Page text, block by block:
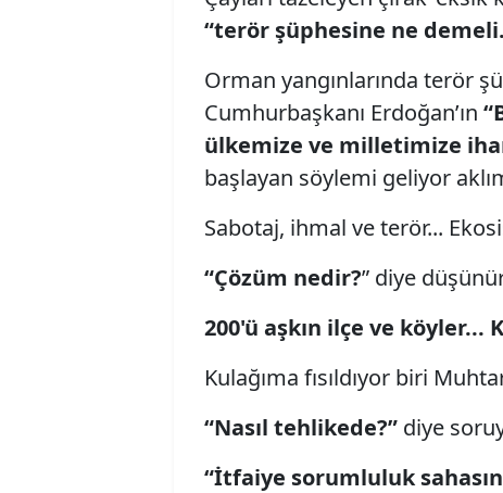
“terör şüphesine ne
Orman yangınlarında terör
Cumhurbaşkanı Erdoğan’ın
ülkemize ve milletimize
başlayan söylemi geliyor
Sabotaj, ihmal ve terör...
“Çözüm nedir?” diye
200'ü aşkın ilçe ve
Kulağıma fısıldıyor biri
“Nasıl tehlikede?” diye
“İtfaiye sorumluluk